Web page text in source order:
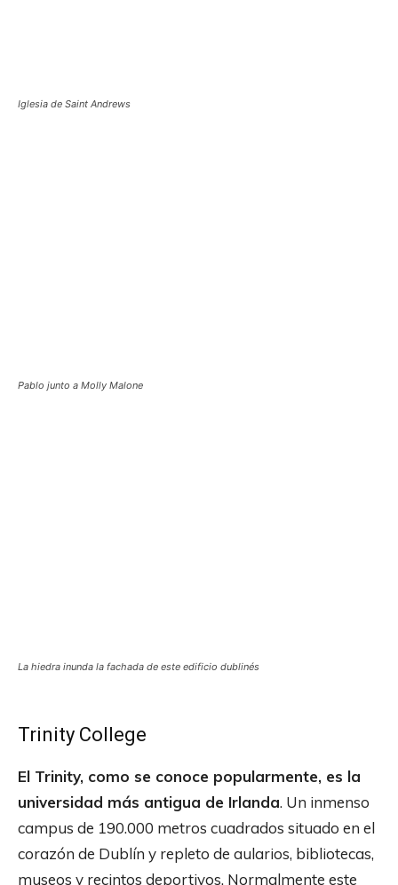
Iglesia de Saint Andrews
Pablo junto a Molly Malone
La hiedra inunda la fachada de este edificio dublinés
Trinity College
El Trinity, como se conoce popularmente, es la
universidad más antigua de Irlanda. Un inmenso
campus de 190.000 metros cuadrados situado en el
corazón de Dublín y repleto de aularios, bibliotecas,
museos y recintos deportivos. Normalmente este